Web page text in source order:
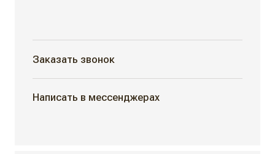
Заказать звонок
Написать в мессенджерах